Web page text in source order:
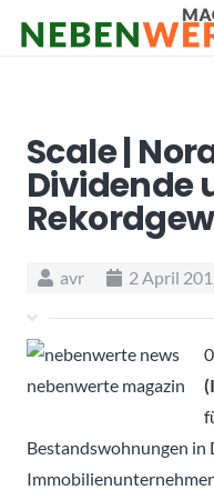
Scale |
Dividende
avr 2 April
Bestandswohnungen